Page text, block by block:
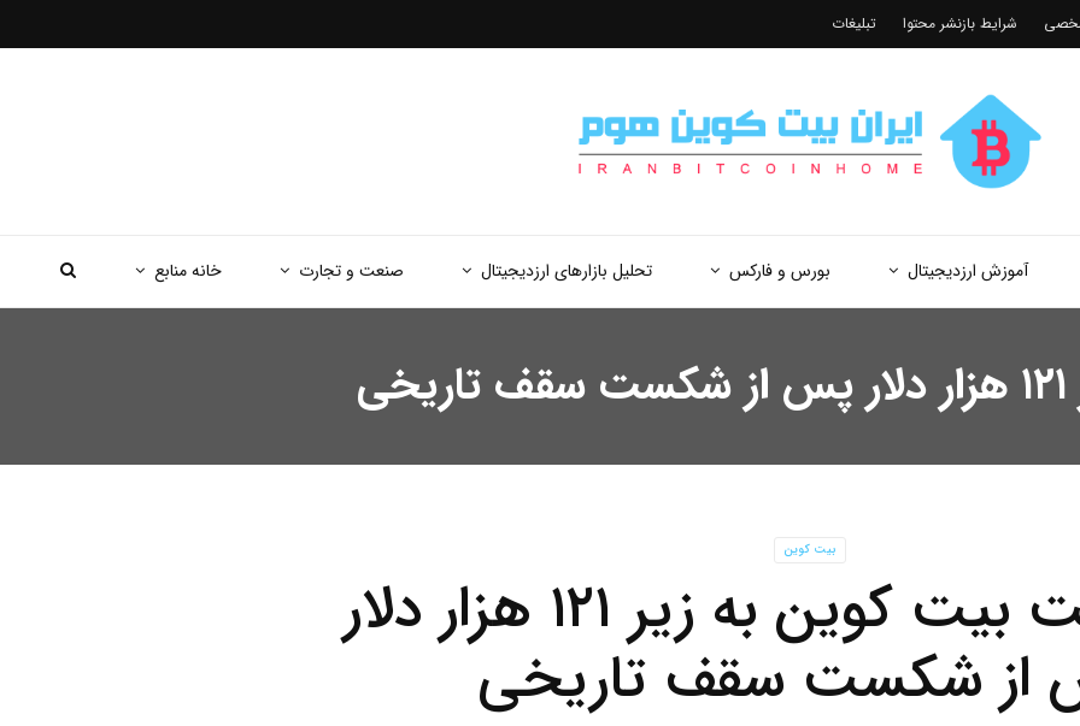
آموزش ارزدیجیتال بورس و فارکس تحلیل بازارهای ارزدیجیتال صنعت و تجارت خانه منابع
شرایط بازنشر محتوا تبلیغات
بیت کوین
افت قیمت بیت‌ کوین به زیر ۱۲۱ هزار دلار
از شکست سقف تاریخی